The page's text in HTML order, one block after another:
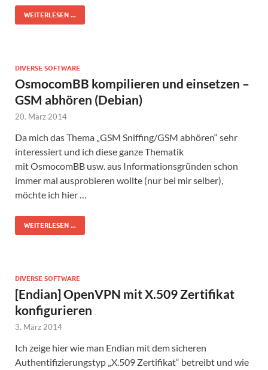
WEITERLESEN ...
DIVERSE SOFTWARE
OsmocomBB kompilieren und einsetzen –
GSM abhören (Debian)
20. März 2014
Da mich das Thema „GSM Sniffing/GSM abhören“ sehr
interessiert und ich diese ganze Thematik
mit OsmocomBB usw. aus Informationsgründen schon
immer mal ausprobieren wollte (nur bei mir selber),
möchte ich hier …
WEITERLESEN ...
DIVERSE SOFTWARE
[Endian] OpenVPN mit X.509 Zertifikat
konfigurieren
3. März 2014
Ich zeige hier wie man Endian mit dem sicheren
Authentifizierungstyp „X.509 Zertifikat“ betreibt und wie